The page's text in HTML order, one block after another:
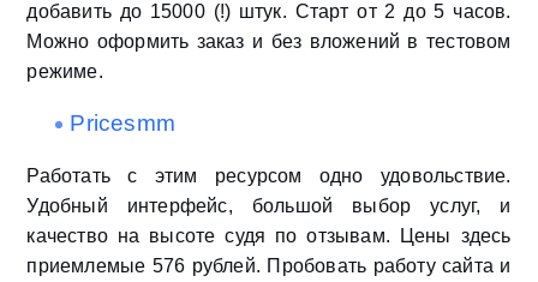
добавить до 15000 (!) штук. Старт от 2 до 5 часов.
Можно оформить заказ и без вложений в тестовом
режиме.
Pricesmm
Работать с этим ресурсом одно удовольствие.
Удобный интерфейс, большой выбор услуг, и
качество на высоте судя по отзывам. Цены здесь
приемлемые 576 рублей. Пробовать работу сайта и